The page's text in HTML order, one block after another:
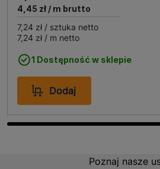
uniwersalności może być
środowiskach, od
wnętrza domowe. Jej biała barwa
doskonale komponuje się z
mebli, co czyni ją
każdego użytkownika.
4,45 zł / m brutto
7,24 zł / sztuka netto
7,24 zł / m netto
1 Dostępność w sklepie
Dodaj
Poznaj nasze